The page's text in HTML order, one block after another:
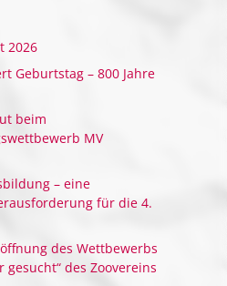
2026
Geburtstag – 800 Jahre
beim
MV
– eine
für die 4.
des Wettbewerbs
gesucht“ des Zoovereins